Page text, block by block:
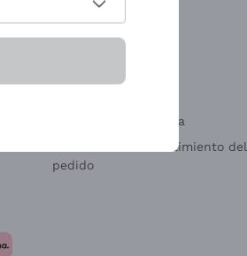
Condiciones de Venta
Formulario de desistimiento del
pedido